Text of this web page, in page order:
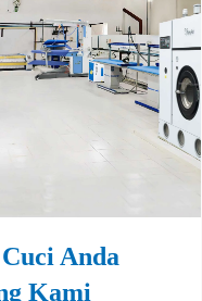
Anda
Kami